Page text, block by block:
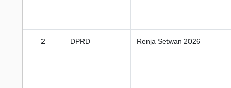
2 DPRD Renja Setwan 2026